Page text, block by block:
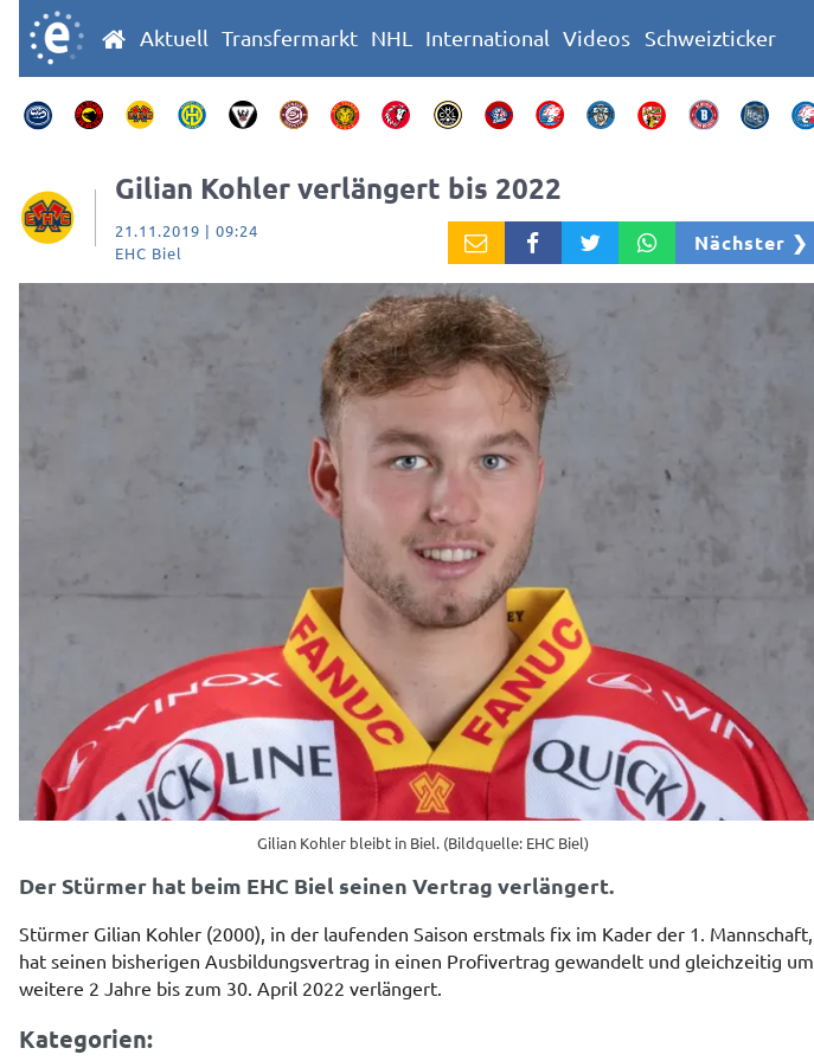
Aktuell Transfermarkt NHL International Videos Schweizticker
Gilian Kohler verlängert bis 2022
21.11.2019 | 09:24
EHC Biel
Nächster ❯
Gilian Kohler bleibt in Biel. (Bildquelle: EHC Biel)
Der Stürmer hat beim EHC Biel seinen Vertrag verlängert.
Stürmer Gilian Kohler (2000), in der laufenden Saison erstmals fix im Kader der 1. Mannschaft,
hat seinen bisherigen Ausbildungsvertrag in einen Profivertrag gewandelt und gleichzeitig um
weitere 2 Jahre bis zum 30. April 2022 verlängert.
Kategorien: